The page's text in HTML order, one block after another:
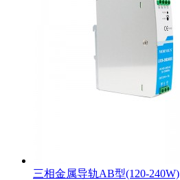
三相金属导轨AB型(120-240W)